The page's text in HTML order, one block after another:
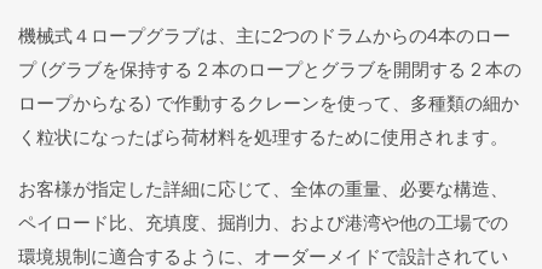
機械式４ロープグラブは、主に2つのドラムからの4本のロー
プ (グラブを保持する 2 本のロープとグラブを開閉する 2 本の
ロープからなる) で作動するクレーンを使って、多種類の細か
く粒状になったばら荷材料を処理するために使用されます。
お客様が指定した詳細に応じて、全体の重量、必要な構造、
ペイロード比、充填度、掘削力、および港湾や他の工場での
環境規制に適合するように、オーダーメイドで設計されてい